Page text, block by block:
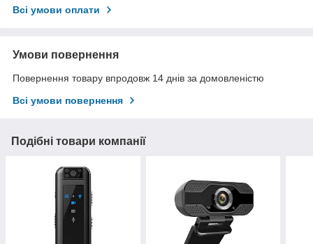
Всі умови оплати
Умови повернення
Повернення товару впродовж 14 днів за домовленістю
Всі умови повернення
Подібні товари компанії